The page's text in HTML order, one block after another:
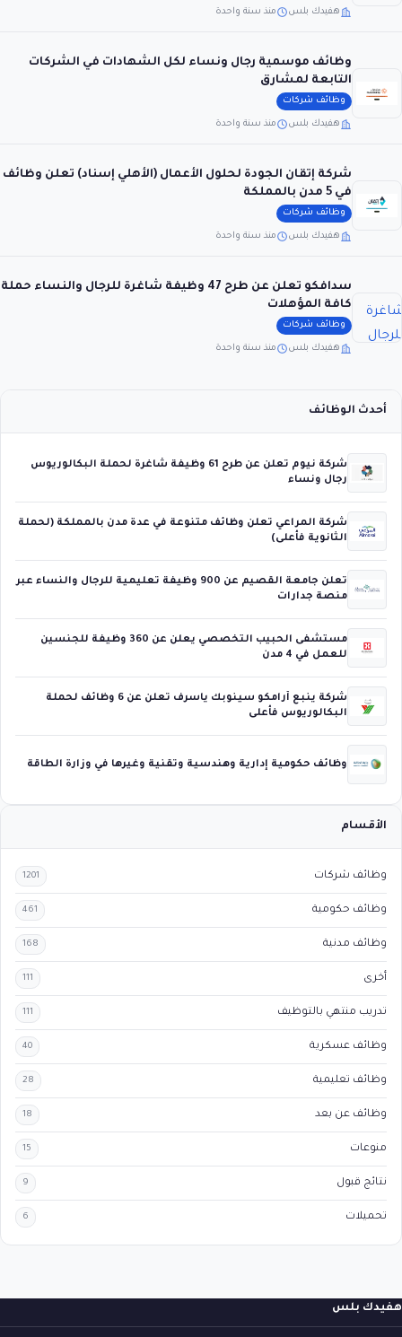
هفيدك بلس منذ سنة واحدة
وظائف موسمية رجال ونساء لكل الشهادات في الشركات
التابعة لمشارق
وظائف شركات
هفيدك بلس منذ سنة واحدة
شركة إتقان الجودة لحلول الأعمال (الأهلي إسناد) تعلن وظائف
في 5 مدن بالمملكة
وظائف شركات
هفيدك بلس منذ سنة واحدة
سدافكو تعلن عن طرح 47 وظيفة شاغرة للرجال والنساء حملة
كافة المؤهلات
وظائف شركات
هفيدك بلس منذ سنة واحدة
أحدث الوظائف
شركة نيوم تعلن عن طرح 61 وظيفة شاغرة لحملة البكالوريوس
رجال ونساء
شركة المراعي تعلن وظائف متنوعة في عدة مدن بالمملكة (لحملة
الثانوية فأعلى)
تعلن جامعة القصيم عن 900 وظيفة تعليمية للرجال والنساء عبر
منصة جدارات
مستشفى الحبيب التخصصي يعلن عن 360 وظيفة للجنسين
للعمل في 4 مدن
شركة ينبع أرامكو سينوبك ياسرف تعلن عن 6 وظائف لحملة
البكالوريوس فأعلى
وظائف حكومية إدارية وهندسية وتقنية وغيرها في وزارة الطاقة
الأقسام
وظائف شركات 1201
وظائف حكومية 461
وظائف مدنية 168
أخرى 111
تدريب منتهي بالتوظيف 111
وظائف عسكرية 40
وظائف تعليمية 28
وظائف عن بعد 18
منوعات 15
نتائج قبول 9
تحميلات 6
هفيدك بلس